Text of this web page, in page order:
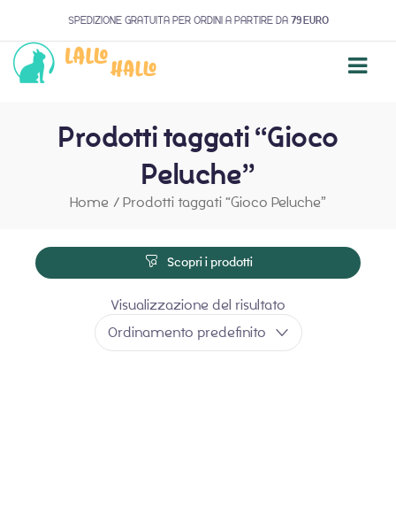
SPEDIZIONE GRATUITA PER ORDINI A PARTIRE DA 79 EURO
Prodotti taggati “Gioco
Peluche”
Home / Prodotti taggati “Gioco Peluche”
Scopri i prodotti
Visualizzazione del risultato
Ordinamento predefinito